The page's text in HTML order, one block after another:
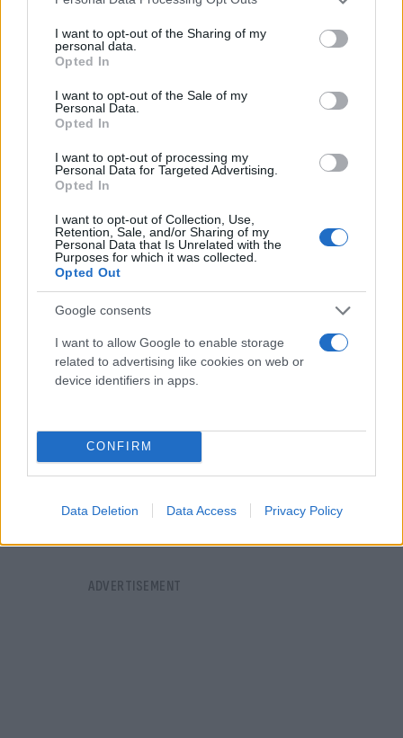
not limited to your visit or usage behaviour. You may click to
grant or deny consent to Google and its third-party tags to
use your data for below specified purposes in below Google
consent section.
I want to opt-out of the Sharing of my
personal data.
Opted In
I want to opt-out of the Sale of my
Personal Data.
Opted In
I want to opt-out of processing my
Personal Data for Targeted Advertising.
Opted In
I want to opt-out of Collection, Use,
Retention, Sale, and/or Sharing of my
Personal Data that Is Unrelated with the
Purposes for which it was collected.
Opted Out
Google consents
I want to allow Google to enable storage
related to advertising like cookies on web or
device identifiers in apps.
CONFIRM
Data Deletion Data Access Privacy Policy
Σε ποιες περιοχές θα χιονίσει -10 βαθμούς
κάτω η θερμοκρασία
Σύμφωνα με την ΕΜΥ, επιδείνωση θα παρουσιάσει
ο καιρός στη χώρα μας από τις μεσημβρινές ώρες
της θερμοκρασίας (της τάξεως των 8 - 10 βαθμών
Κελσίου) και χιονοπτώσεις κυρίως στην κεντρική
και τη βόρεια ηπειρωτική χώρα.